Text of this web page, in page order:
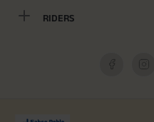
RIDERS